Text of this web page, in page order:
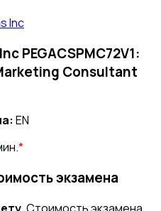
Inc
PEGACSPMC72V1:
Consultant
EN
*
экзамена